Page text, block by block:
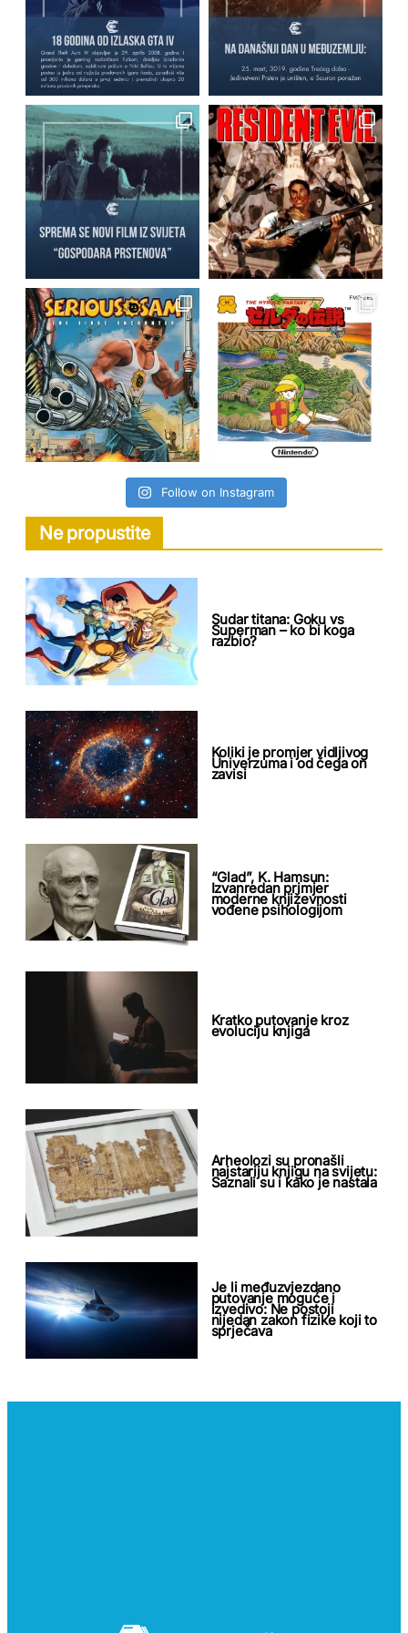
Follow on Instagram
Ne propustite
Sudar titana: Goku vs
Superman – ko bi koga
razbio?
Koliki je promjer vidljivog
Univerzuma i od čega on
zavisi
“Glad”, K. Hamsun:
Izvanredan primjer
moderne književnosti
vođene psihologijom
Kratko putovanje kroz
evoluciju knjiga
Arheolozi su pronašli
najstariju knjigu na svijetu:
Saznali su i kako je nastala
Je li međuzvjezdano
putovanje moguće i
izvedivo: Ne postoji
nijedan zakon fizike koji to
sprječava